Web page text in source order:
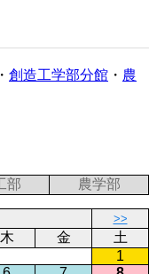
・ 創造工学部分館 ・ 農
部 農学部
>>
木 金
土
1